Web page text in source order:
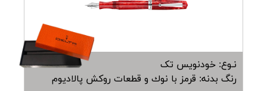
نـوع: خودنویس تک
رنگ بدنه: قرمز با نوك و قطعات روکش پالادیوم